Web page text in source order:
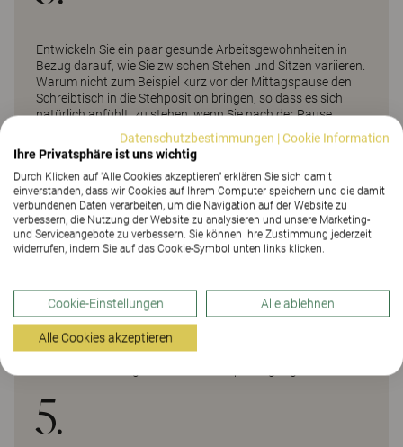
Entwickeln Sie ein paar gesunde Arbeitsgewohnheiten in
Bezug darauf, wie Sie zwischen Stehen und Sitzen variieren.
Warum nicht zum Beispiel kurz vor der Mittagspause den
Schreibtisch in die Stehposition bringen, so dass es sich
natürlich anfühlt, zu stehen, wenn Sie nach der Pause
zurückkommen? Das Aufstehen, um Telefonate zu führen
oder anzunehmen, ist eine weitere gute Möglichkeit,
Abwechslung zu schaffen. Wir empfehlen Ihnen jedoch,
nicht länger als 20 Minuten am Stück zu stehen.
Idealerweise sollten Sie dies allerdings öfter tun.
4.
Profitieren Sie von digitalen Lösungen. Es gibt viele Apps,
die Ihnen dabei helfen, gesündere Gewohnheiten am
Arbeitsplatz zu etablieren und aufrechtzuerhalten, indem
sie Sie beispielsweise daran erinnern, die Position zu
5.
Datenschutzbestimmungen |Cookie Information
Ihre Privatsphäre ist uns wichtig
Durch Klicken auf "Alle Cookies akzeptieren" erklären Sie sich damit
einverstanden, dass wir Cookies auf Ihrem Computer speichern und die damit
verbundenen Daten verarbeiten, um die Navigation auf der Website zu
verbessern, die Nutzung der Website zu analysieren und unsere Marketing-
und Serviceangebote zu verbessern. Sie können Ihre Zustimmung jederzeit
widerrufen, indem Sie auf das Cookie-Symbol unten links klicken.
Cookie-Einstellungen Alle ablehnen
Alle Cookies akzeptieren